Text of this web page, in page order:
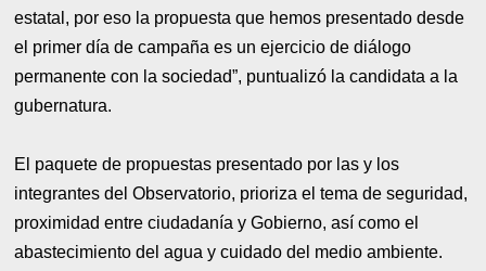
estatal, por eso la propuesta que hemos presentado desde
el primer día de campaña es un ejercicio de diálogo
permanente con la sociedad”, puntualizó la candidata a la
gubernatura.
El paquete de propuestas presentado por las y los
integrantes del Observatorio, prioriza el tema de seguridad,
proximidad entre ciudadanía y Gobierno, así como el
abastecimiento del agua y cuidado del medio ambiente.